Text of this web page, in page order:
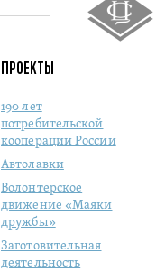
ПРОЕКТЫ
190 лет
потребительской
кооперации России
Автолавки
Волонтерское
движение «Маяки
дружбы»
Заготовительная
деятельность